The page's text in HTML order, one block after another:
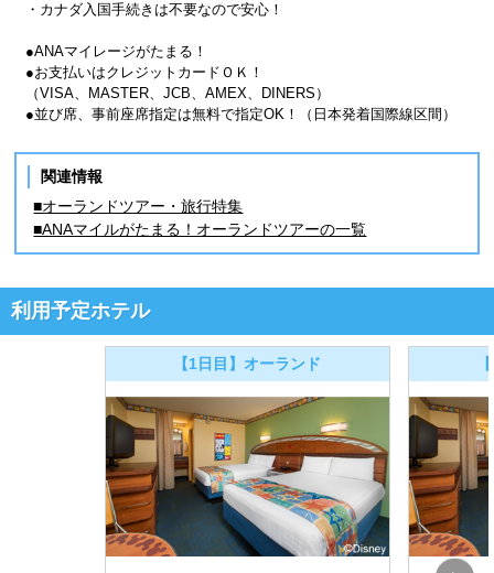
・カナダ入国手続きは不要なので安心！
●ANAマイレージがたまる！
●お支払いはクレジットカードＯＫ！
（VISA、MASTER、JCB、AMEX、DINERS）
●並び席、事前座席指定は無料で指定OK！（日本発着国際線区間）
関連情報
■オーランドツアー・旅行特集
■ANAマイルがたまる！オーランドツアーの一覧
利用予定ホテル
【1日目】オーランド